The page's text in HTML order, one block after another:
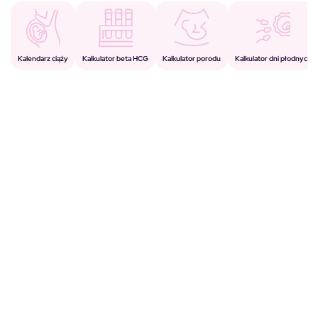
Kalendarz ciąży Kalkulator beta HCG Kalkulator porodu Kalkulator dni płodnych